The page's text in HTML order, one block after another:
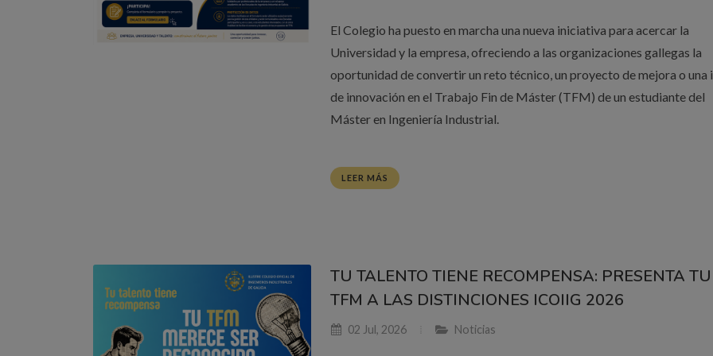
El Colegio ha puesto en marcha una nueva iniciativa para acercar la
Universidad y la empresa, ofreciendo a las organizaciones gallegas la
oportunidad de convertir un reto técnico, un proyecto de mejora o una
de innovación en el Trabajo Fin de Máster (TFM) de un estudiante del
Máster en Ingeniería Industrial.
LEER MÁS
TU TALENTO TIENE RECOMPENSA: PRESENTA TU
TFM A LAS DISTINCIONES ICOIIG 2026
02 Jul, 2026 Noticias